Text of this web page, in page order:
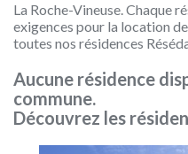
La Roche-Vineuse. Chaque
exigences pour la location
toutes nos résidences
Aucune résidence
commune.
Découvrez les